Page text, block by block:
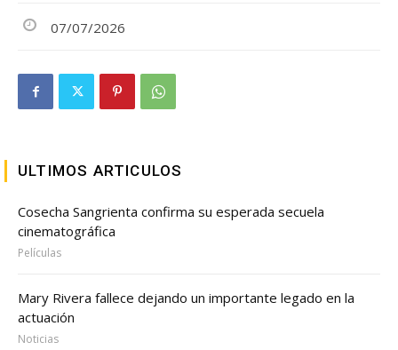
07/07/2026
ULTIMOS ARTICULOS
Cosecha Sangrienta confirma su esperada secuela
cinematográfica
Películas
Mary Rivera fallece dejando un importante legado en la
actuación
Noticias